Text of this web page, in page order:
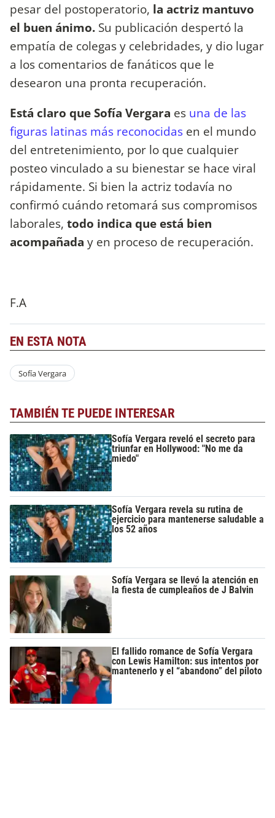
pesar del postoperatorio, la actriz mantuvo
el buen ánimo. Su publicación despertó la
empatía de colegas y celebridades, y dio lugar
a los comentarios de fanáticos que le
desearon una pronta recuperación.
Está claro que Sofía Vergara es una de las
figuras latinas más reconocidas en el mundo
del entretenimiento, por lo que cualquier
posteo vinculado a su bienestar se hace viral
rápidamente. Si bien la actriz todavía no
confirmó cuándo retomará sus compromisos
laborales, todo indica que está bien
acompañada y en proceso de recuperación.
F.A
EN ESTA NOTA
Sofía Vergara
TAMBIÉN TE PUEDE INTERESAR
Sofía Vergara reveló el secreto para
triunfar en Hollywood: "No me da
miedo"
Sofía Vergara revela su rutina de
ejercicio para mantenerse saludable a
los 52 años
Sofía Vergara se llevó la atención en
la fiesta de cumpleaños de J Balvin
El fallido romance de Sofía Vergara
con Lewis Hamilton: sus intentos por
mantenerlo y el “abandono” del piloto